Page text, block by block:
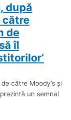
după
către
de
îl
către Moody’s şi
un semnal